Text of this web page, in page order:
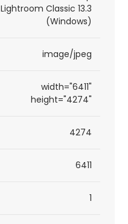
Lightroom Classic 13.3
(Windows)
image/jpeg
width="6411"
height="4274"
4274
6411
1